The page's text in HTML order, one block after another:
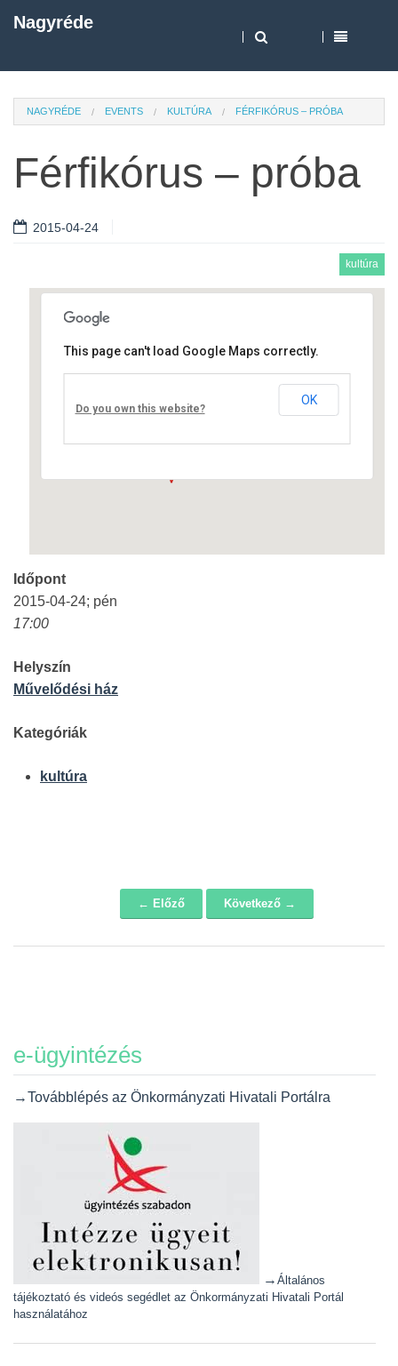
Nagyréde
NAGYRÉDE EVENTS KULTÚRA FÉRFIKÓRUS – PRÓBA
Férfikórus – próba
2015-04-24
kultúra
Művelődési ház
Fő út 8 - Nagyréde
This page can't load Google Maps correctly.
Do you own this website?
OK
Időpont
2015-04-24; pén
17:00
Helyszín
Művelődési ház
Kategóriák
kultúra
← Előző Következő →
e-ügyintézés
→Továbblépés az Önkormányzati Hivatali Portálra
→ Általános
tájékoztató és videós segédlet az Önkormányzati Hivatali Portál
használatához